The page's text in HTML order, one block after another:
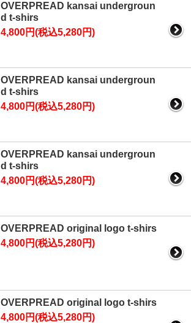
OVERPREAD kansai undergroun
d t-shirs
4,800円(税込5,280円)
OVERPREAD kansai undergroun
d t-shirs
4,800円(税込5,280円)
OVERPREAD kansai undergroun
d t-shirs
4,800円(税込5,280円)
OVERPREAD original logo t-shirs
4,800円(税込5,280円)
OVERPREAD original logo t-shirs
4,800円(税込5,280円)